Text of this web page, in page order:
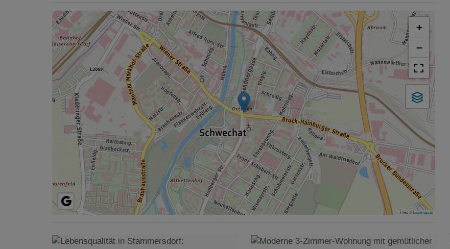
+
−
Tiles ©basemap.at